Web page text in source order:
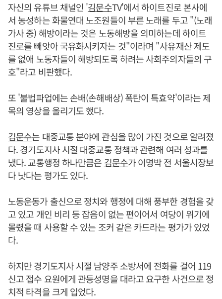
자신의 유튜브 채널인 '김문수TV'에서 하이트진로 본사에
서 농성하는 화물연대 노조원들이 부른 노래를 두고 "(노래
가사 중) 해방이라는 것은 노동해방을 의미하는데 하이트
진로를 빼앗아 국유화시키자는 것"이라며 "사유재산 제도
를 없애 노동자들이 해방되도록 하려는 사회주의자들의 구
호"라고 비판했다.
또 '불법파업에는 손배(손해배상) 폭탄이 특효약'이라는 제
목의 영상을 올리기도 했다.
김문수는 대중교통 분야에 관심을 많이 가진 것으로 알려졌
다. 경기도지사 시절 대중교통 정책과 관련해 여러 성과를
냈다. 교통행정 하나만큼은 김문수가 이명박 전 서울시장보
다 낫다는 평가도 있다.
노동운동가 출신으로 정치와 행정에 대해 풍부한 경험을 갖
고 있고 개인 비리 등 잡음이 없는 편이어서 여당이 위기에
몰렸을 때 사용할 수 있는 조커 같은 카드라는 평가가 있었
다.
하지만 경기도지사 시절 남양주 소방서에 전화를 걸어 119
신고 접수 요원에게 관등성명을 대라고 요구한 사건으로 정
치적 타격을 크게 입었다.